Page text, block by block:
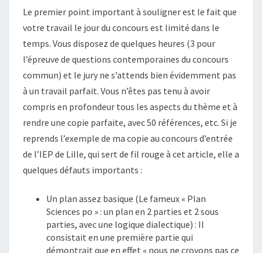
Le premier point important à souligner est le fait que
votre travail le jour du concours est limité dans le
temps. Vous disposez de quelques heures (3 pour
l’épreuve de questions contemporaines du concours
commun) et le jury ne s’attends bien évidemment pas
à un travail parfait. Vous n’êtes pas tenu à avoir
compris en profondeur tous les aspects du thème et à
rendre une copie parfaite, avec 50 références, etc. Si je
reprends l’exemple de ma copie au concours d’entrée
de l’IEP de Lille, qui sert de fil rouge à cet article, elle a
quelques défauts importants :
Un plan assez basique (Le fameux « Plan
Sciences po » : un plan en 2 parties et 2 sous
parties, avec une logique dialectique) : Il
consistait en une première partie qui
démontrait que en effet « nous ne croyons pas ce